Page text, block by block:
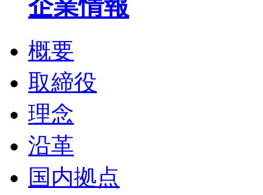
企業情報
概要
取締役
理念
沿革
国内拠点